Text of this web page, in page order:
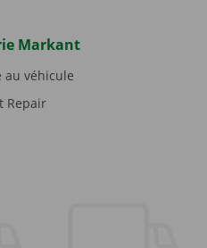
Markant
au véhicule
Repair